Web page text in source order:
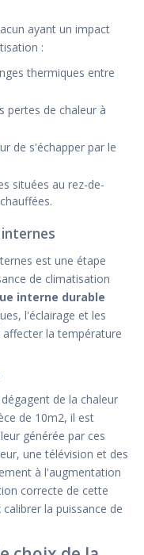
ayant un impact
:
thermiques entre
pertes de chaleur à
de s'échapper par le
situées au rez-de-
internes
est une étape
de climatisation
interne durable
l'éclairage et les
la température
de la chaleur
de 10m2, il est
générée par ces
une télévision et des
à l'augmentation
correcte de cette
la puissance de